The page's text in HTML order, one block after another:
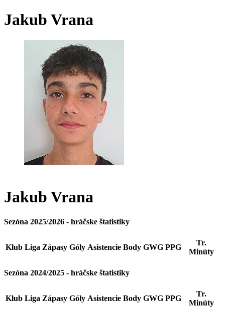
Jakub Vrana
Jakub Vrana
Sezóna 2025/2026 - hráčske štatistiky
Klub Liga Zápasy Góly Asistencie Body GWG PPG
Tr.
Minúty
Sezóna 2024/2025 - hráčske štatistiky
Klub Liga Zápasy Góly Asistencie Body GWG PPG
Tr.
Minúty